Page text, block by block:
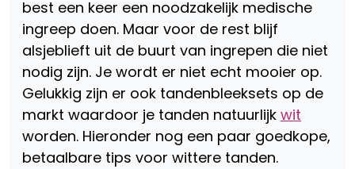
best een keer een noodzakelijk medische
ingreep doen. Maar voor de rest blijf
alsjeblieft uit de buurt van ingrepen die niet
nodig zijn. Je wordt er niet echt mooier op.
Gelukkig zijn er ook tandenbleeksets op de
markt waardoor je tanden natuurlijk wit
worden. Hieronder nog een paar goedkope,
betaalbare tips voor wittere tanden.